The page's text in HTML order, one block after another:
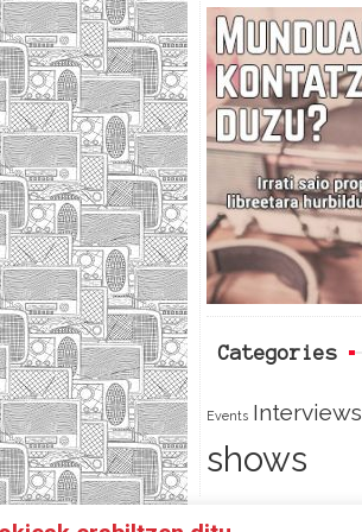
c
e
b
o
o
i
t
t
e
r
Categories
Events Interviews
shows